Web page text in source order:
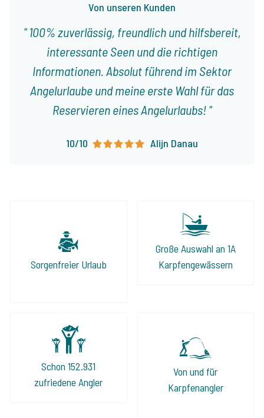
Von unseren Kunden
100% zuverlässig, freundlich und hilfsbereit,
interessante Seen und die richtigen
Informationen. Absolut führend im Sektor
Angelurlaube und meine erste Wahl für das
Reservieren eines Angelurlaubs!
10/10 Alijn Danau
Sorgenfreier Urlaub
Große Auswahl an 1A
Karpfengewässern
Schon 152.931
zufriedene Angler
Von und für
Karpfenangler